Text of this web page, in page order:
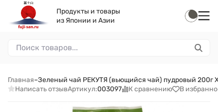
Продукты и товары
из Японии и Азии
Главная–Зеленый чай РЕКУТЯ (вьющийся чай) пудровый 200г
Написать отзывАртикул:003097 К сравнению В